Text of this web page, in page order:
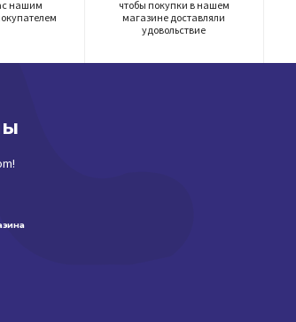
нашим
чтобы покупки в нашем
магазине доставляли
удовольствие